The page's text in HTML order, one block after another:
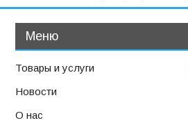
Товары и услуги
Новости
О нас